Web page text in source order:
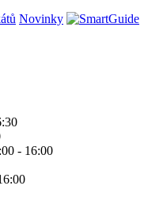
Novinky
- 16:00